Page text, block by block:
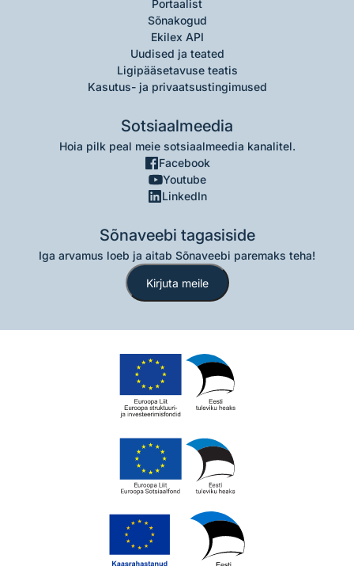
Portaalist
Sõnakogud
Ekilex API
Uudised ja teated
Ligipääsetavuse teatis
Kasutus- ja privaatsustingimused
Sotsiaalmeedia
Hoia pilk peal meie sotsiaalmeedia kanalitel.
Facebook
Youtube
LinkedIn
Sõnaveebi tagasiside
Iga arvamus loeb ja aitab Sõnaveebi paremaks teha!
Kirjuta meile